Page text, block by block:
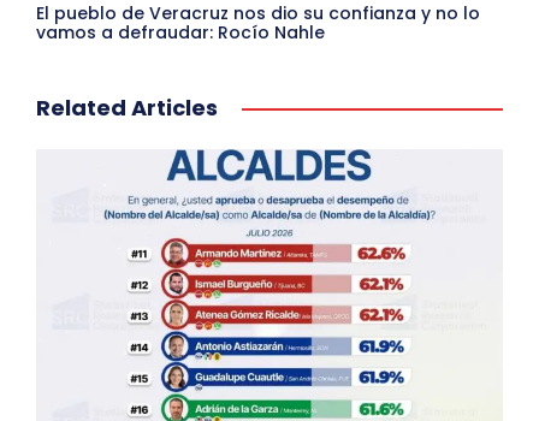
El pueblo de Veracruz nos dio su confianza y no lo
vamos a defraudar: Rocío Nahle
Related Articles